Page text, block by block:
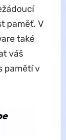
paměť. V
také
váš
pamětí v